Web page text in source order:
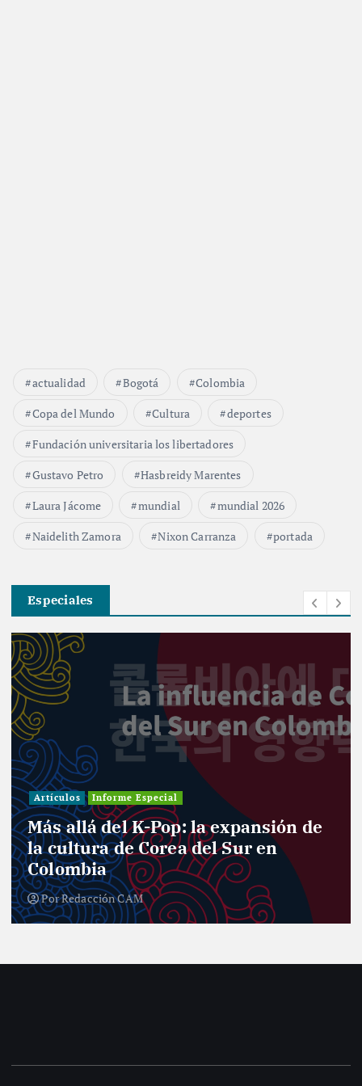
actualidad Bogotá
Colombia
Copa del Mundo
Cultura
deportes
Fundación universitaria los libertadores
Gustavo Petro
Hasbreidy Marentes
Laura Jácome
mundial
mundial 2026
Naidelith Zamora
Nixon Carranza portada
Especiales
Artículos Informe Especial
Más allá del K-Pop: la expansión de
la cultura de Corea del Sur en
Colombia
PorRedacción CAM